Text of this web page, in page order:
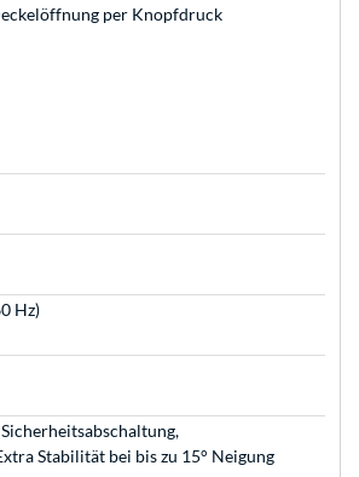
per Knopfdruck
Hz)
Stabilität bei bis zu 15° Neigung